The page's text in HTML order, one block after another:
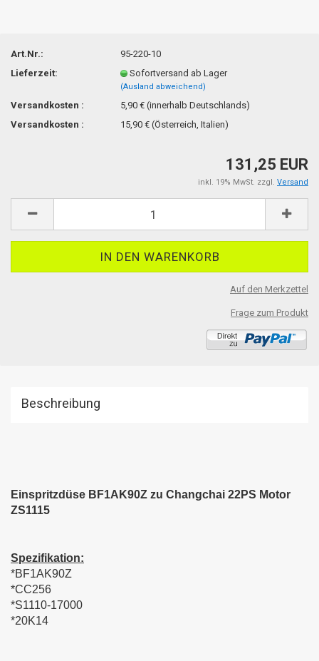
Art.Nr.:
95-220-10
Lieferzeit:
Sofortversand ab Lager
(Ausland abweichend)
Versandkosten :
5,90 € (innerhalb Deutschlands)
Versandkosten :
15,90 € (Österreich, Italien)
131,25 EUR
inkl. 19% MwSt. zzgl. Versand
Auf den Merkzettel
Frage zum Produkt
Beschreibung
Einspritzdüse BF1AK90Z zu Changchai 22PS Motor
ZS1115
Spezifikation:
*BF1AK90Z
*CC256
*S1110-17000
*20K14